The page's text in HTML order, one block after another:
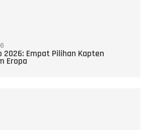
2026: Empat Pilihan Kapten
Eropa